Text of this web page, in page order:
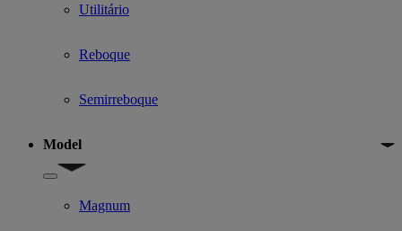
Utilitário
Reboque
Semirreboque
Model
Show submenu for Model
Magnum